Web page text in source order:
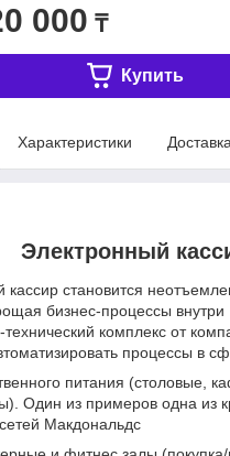
000 ₸
Купить
Характеристики Доставка
Электронный
кассир становится
бизнес-процессы
комплекс от
процессы в
питания (столовые,
Один из примеров одна из
Макдональдс